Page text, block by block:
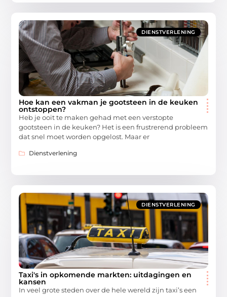
DIENSTVERLENING
Hoe kan een vakman je gootsteen in de keuken
ontstoppen?
Heb je ooit te maken gehad met een verstopte
gootsteen in de keuken? Het is een frustrerend probleem
dat snel moet worden opgelost. Maar er
Dienstverlening
DIENSTVERLENING
Taxi's in opkomende markten: uitdagingen en
kansen
In veel grote steden over de hele wereld zijn taxi’s een